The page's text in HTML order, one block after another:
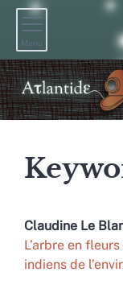
Menu
Claudine Le
L’arbre en
indiens de